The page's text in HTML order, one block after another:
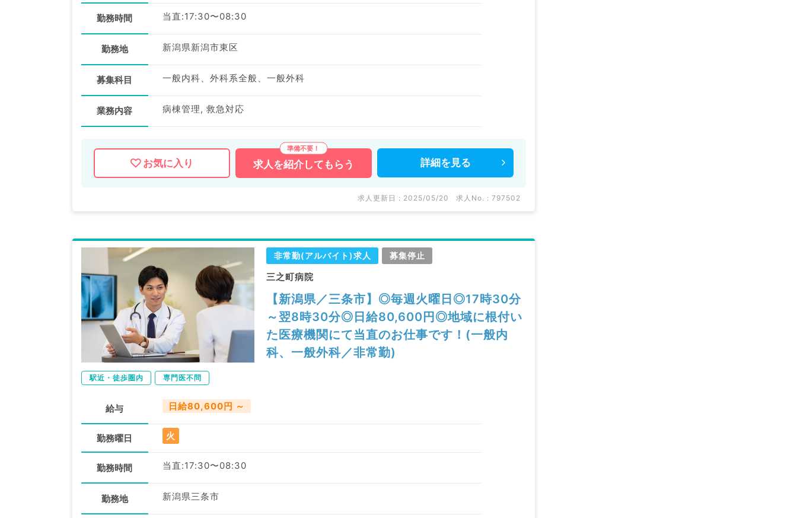
勤務時間 当直:17:30〜08:30
勤務地 新潟県新潟市東区
募集科目 一般内科、外科系全般、一般外科
業務内容 病棟管理, 救急対応
お気に入り 求人を紹介してもらう 詳細を 見る
求人更新日 : 2025/05/20 求人No. : 797502
非常勤(アルバイト)求人 募集停止
三之町病院
【新潟県／三条市】◎毎週火曜日◎17時30分
～翌8時30分◎日給80,600円◎地域に根付い
た医療機関にて当直のお仕事です！(一般内
科、一般外科／非常勤)
駅近・徒歩圏内 専門医不問
給与 日給80,600円 ～
勤務曜日 火
勤務時間 当直:17:30〜08:30
勤務地 新潟県三条市